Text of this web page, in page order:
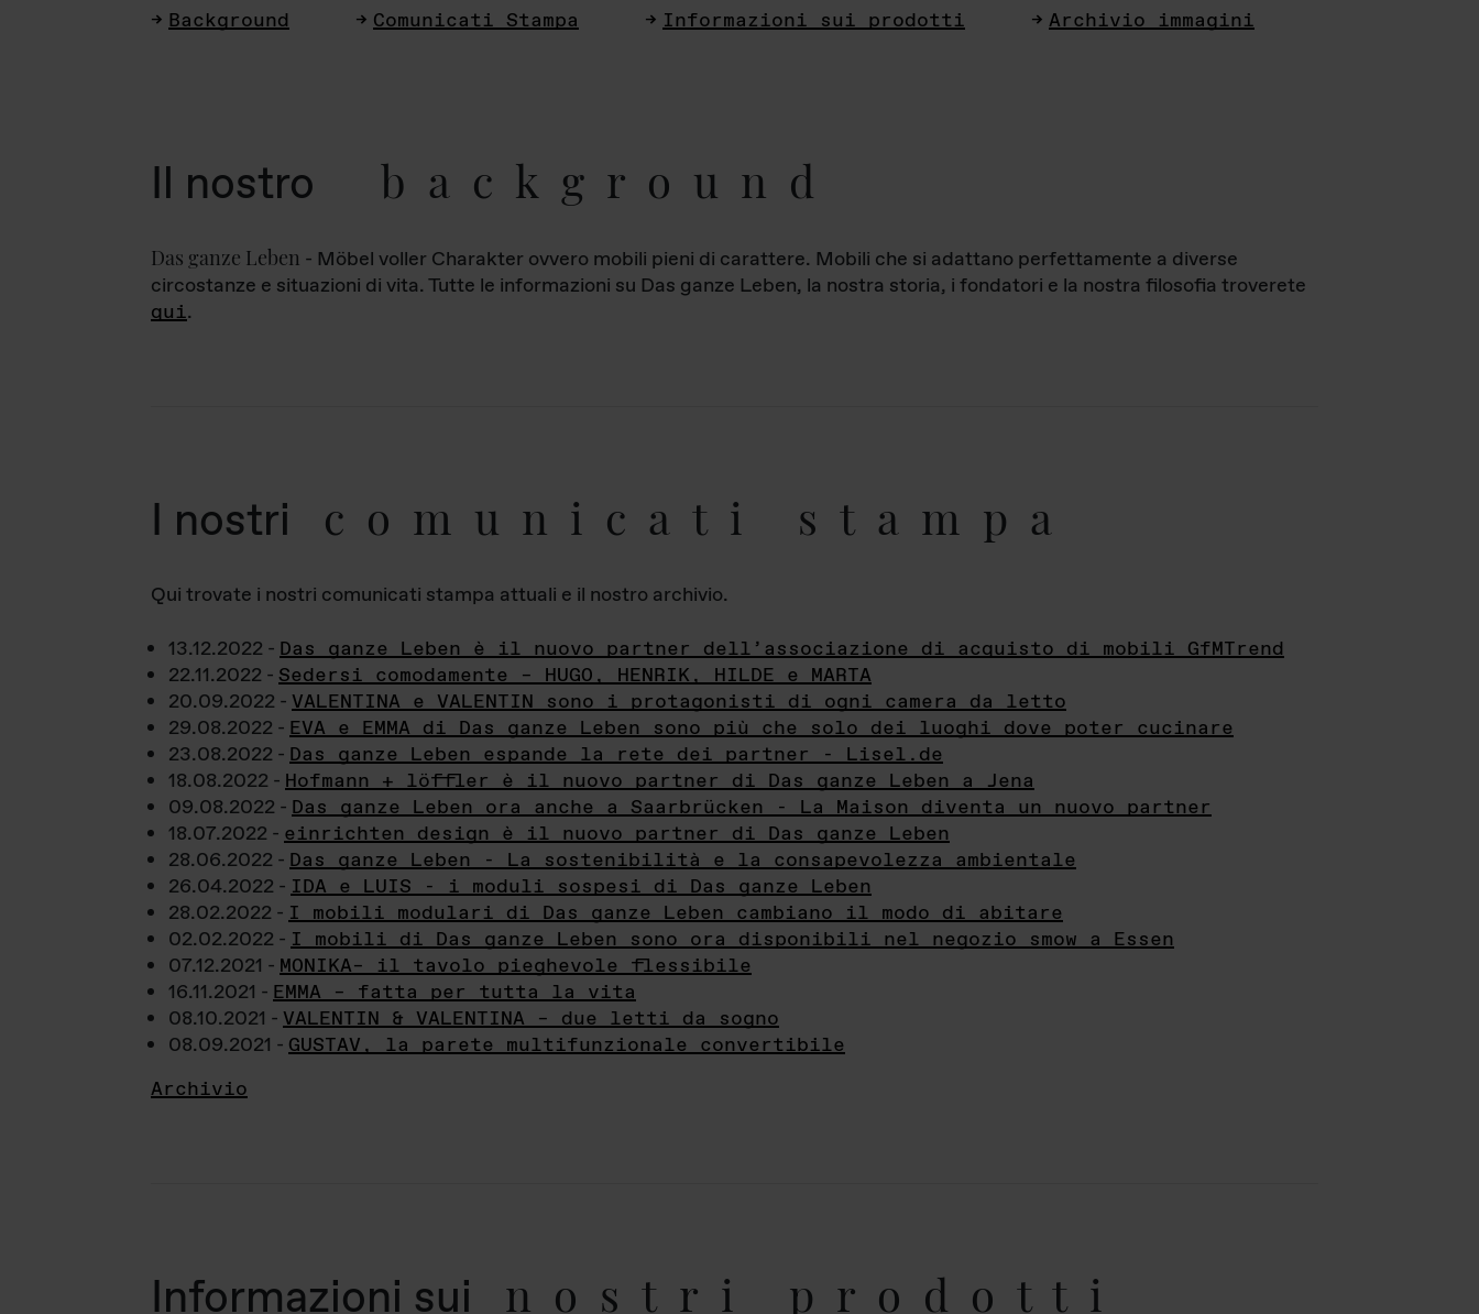
Background Comunicati Stampa Informazioni sui prodotti Archivio immagini
Il nostro background
Das ganze Leben - Möbel voller Charakter ovvero mobili pieni di carattere. Mobili che si adattano perfettamente a diverse
circostanze e situazioni di vita. Tutte le informazioni su Das ganze Leben, la nostra storia, i fondatori e la nostra filosofia troverete
qui.
I nostri comunicati stampa
Qui trovate i nostri comunicati stampa attuali e il nostro archivio.
13.12.2022 - Das ganze Leben è il nuovo partner dell’associazione di acquisto di mobili GfMTrend
22.11.2022 - Sedersi comodamente – HUGO, HENRIK, HILDE e MARTA
20.09.2022 - VALENTINA e VALENTIN sono i protagonisti di ogni camera da letto
29.08.2022 - EVA e EMMA di Das ganze Leben sono più che solo dei luoghi dove poter cucinare
23.08.2022 - Das ganze Leben espande la rete dei partner - Lisel.de
18.08.2022 - Hofmann + löffler è il nuovo partner di Das ganze Leben a Jena
09.08.2022 - Das ganze Leben ora anche a Saarbrücken - La Maison diventa un nuovo partner
18.07.2022 - einrichten design è il nuovo partner di Das ganze Leben
28.06.2022 - Das ganze Leben - La sostenibilità e la consapevolezza ambientale
26.04.2022 - IDA e LUIS - i moduli sospesi di Das ganze Leben
28.02.2022 - I mobili modulari di Das ganze Leben cambiano il modo di abitare
02.02.2022 - I mobili di Das ganze Leben sono ora disponibili nel negozio smow a Essen
07.12.2021 - MONIKA– il tavolo pieghevole flessibile
16.11.2021 - EMMA – fatta per tutta la vita
08.10.2021 - VALENTIN & VALENTINA – due letti da sogno
08.09.2021 - GUSTAV, la parete multifunzionale convertibile
Archivio
Informazioni sui nostri prodotti